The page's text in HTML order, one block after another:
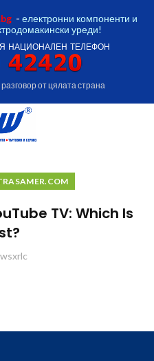
- електронни компоненти и
уреди!
НАЦИОНАЛЕН ТЕЛЕФОН
от цялата страна
TV: Which Is